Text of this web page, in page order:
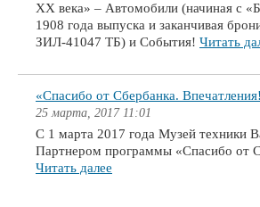
XX века» – Автомобили (начиная с
1908 года выпуска и заканчивая
ЗИЛ-41047 ТБ) и События! Читать
«Спасибо от Сбербанка.
25 марта, 2017 11:01
С 1 марта 2017 года Музей техники
Партнером программы «Спасибо от
Читать далее